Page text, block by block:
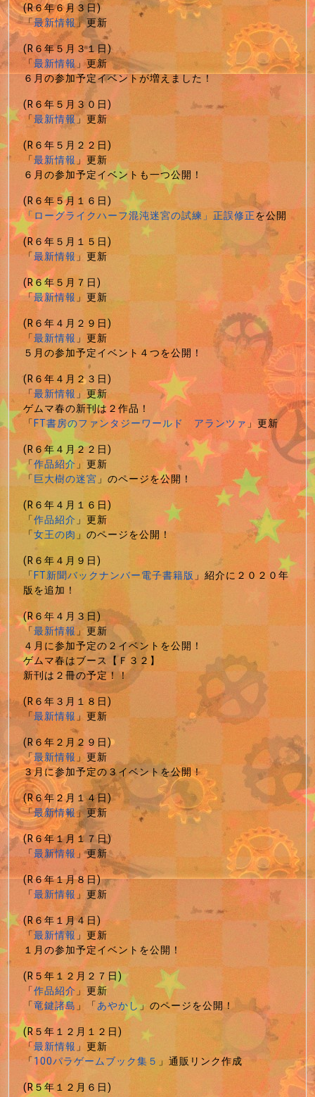
(R６年６月３日)
「最新情報」更新
(R６年５月３１日)
「最新情報」更新
６月の参加予定イベントが増えました！
(R６年５月３０日)
「最新情報」更新
(R６年５月２２日)
「最新情報」更新
６月の参加予定イベントも一つ公開！
(R６年５月１６日)
「ローグライクハーフ混沌迷宮の試練」正誤修正を公開
(R６年５月１５日)
「最新情報」更新
(R６年５月７日)
「最新情報」更新
(R６年４月２９日)
「最新情報」更新
５月の参加予定イベント４つを公開！
(R６年４月２３日)
「最新情報」更新
ゲムマ春の新刊は２作品！
「FT書房のファンタジーワールド アランツァ」更新
(R６年４月２２日)
「作品紹介」更新
「巨大樹の迷宮」のページを公開！
(R６年４月１６日)
「作品紹介」更新
「女王の肉」のページを公開！
(R６年４月９日)
「FT新聞バックナンバー電子書籍版」紹介に２０２０年
版を追加！
(R６年４月３日)
「最新情報」更新
４月に参加予定の２イベントを公開！
ゲムマ春はブース【Ｆ３２】
新刊は２冊の予定！！
(R６年３月１８日)
「最新情報」更新
(R６年２月２９日)
「最新情報」更新
３月に参加予定の３イベントを公開！
(R６年２月１４日)
「最新情報」更新
(R６年１月１７日)
「最新情報」更新
(R６年１月８日)
「最新情報」更新
(R６年１月４日)
「最新情報」更新
１月の参加予定イベントを公開！
(R５年１２月２７日)
「作品紹介」更新
「竜鍵諸島」「あやかし」のページを公開！
(R５年１２月１２日)
「最新情報」更新
「100パラゲームブック集５」通販リンク作成
(R５年１２月６日)